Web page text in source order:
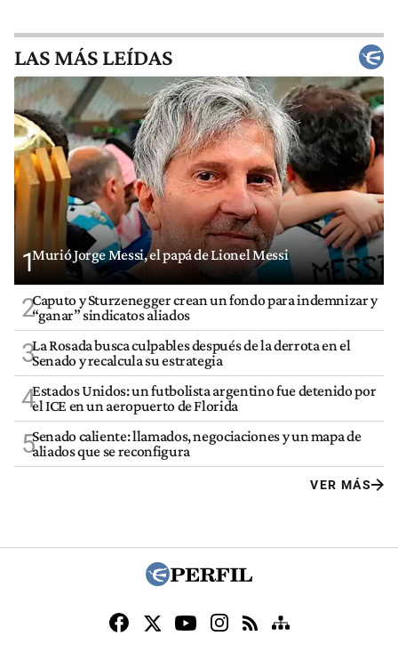
LAS MÁS LEÍDAS
1Murió Jorge Messi, el papá de Lionel Messi
2Caputo y Sturzenegger crean un fondo para indemnizar y
“ganar” sindicatos aliados
3La Rosada busca culpables después de la derrota en el
Senado y recalcula su estrategia
4Estados Unidos: un futbolista argentino fue detenido por
el ICE en un aeropuerto de Florida
5Senado caliente: llamados, negociaciones y un mapa de
aliados que se reconfigura
VER MÁS